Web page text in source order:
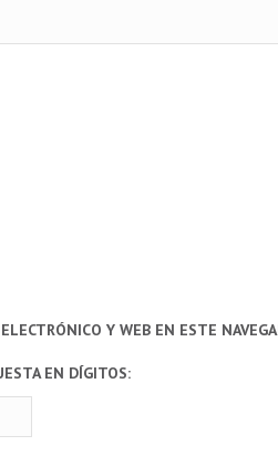
Y WEB EN ESTE
EN DÍGITOS: